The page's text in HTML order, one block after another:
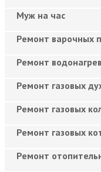
Муж на час
Ремонт варочных
Ремонт
Ремонт газовых
Ремонт газовых
Ремонт газовых
Ремонт